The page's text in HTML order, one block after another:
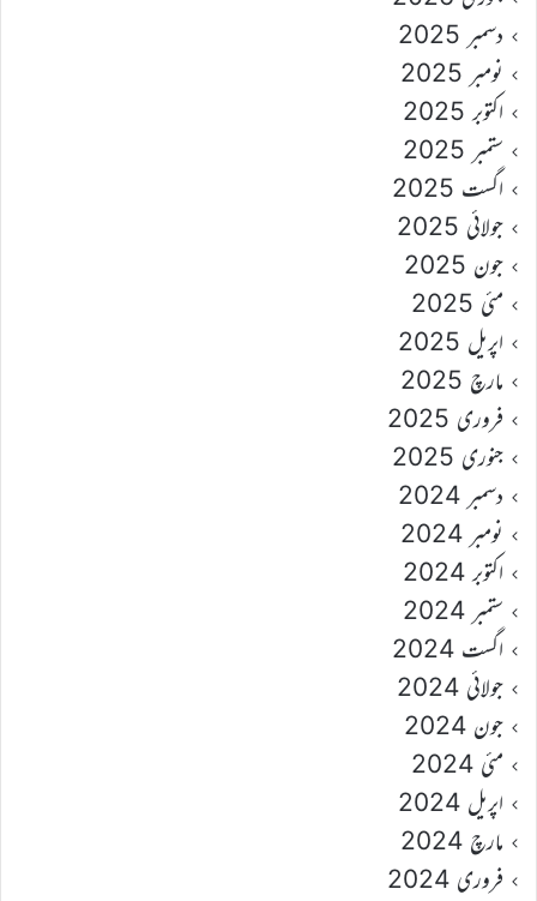
دسمبر 2025
نومبر 2025
اکتوبر 2025
ستمبر 2025
اگست 2025
جولائی 2025
جون 2025
مئی 2025
اپریل 2025
مارچ 2025
فروری 2025
جنوری 2025
دسمبر 2024
نومبر 2024
اکتوبر 2024
ستمبر 2024
اگست 2024
جولائی 2024
جون 2024
مئی 2024
اپریل 2024
مارچ 2024
فروری 2024